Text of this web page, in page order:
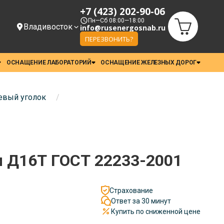
Владивосток
+7 (423) 202-90-06
Пн—Сб 08:00—18:00
info@rusenergosnab.ru
ПЕРЕЗВОНИТЬ?
ОСНАЩЕНИЕ ЛАБОРАТОРИЙ ОСНАЩЕНИЕ ЖЕЛЕЗНЫХ ДОРОГ
уголок /
ГОСТ 22233-2001
Страхование
Ответ за 30 минут
Купить по сниженной цене